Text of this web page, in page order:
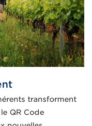
transforment
QR Code